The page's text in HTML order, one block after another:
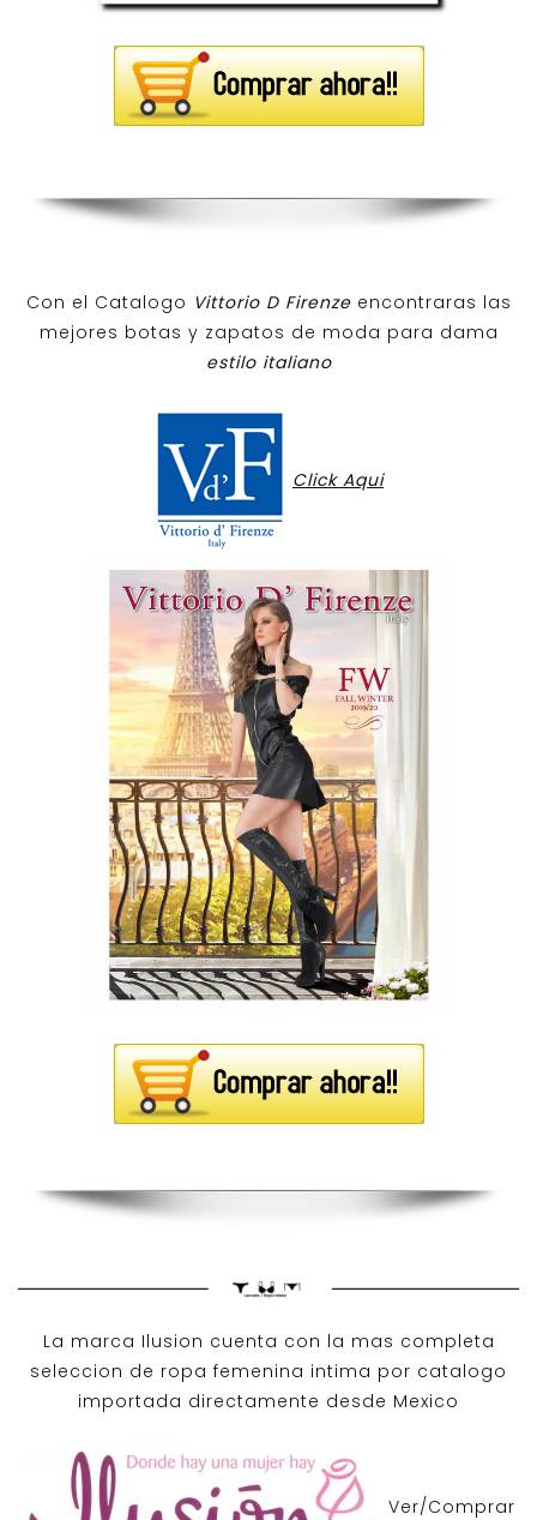
Con el Catalogo Vittorio D Firenzeencontraras las
mejores botas y zapatos de moda para dama
estilo italiano
Click Aqui
La marca Ilusion cuenta con la mas completa
seleccion de ropa femenina intima por catalogo
importada directamente desde Mexico
Ver/Comprar